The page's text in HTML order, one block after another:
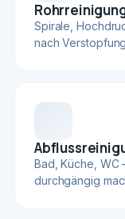
Spirale,
nach
Bad, Küche,
durchgängig